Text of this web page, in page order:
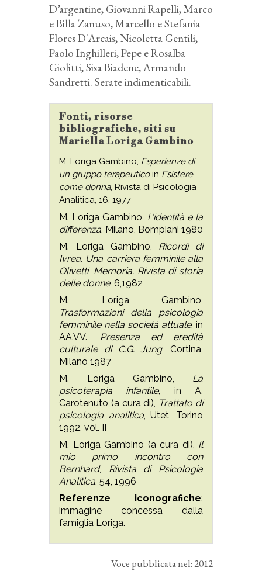
D’argentine, Giovanni Rapelli, Marco
e Billa Zanuso, Marcello e Stefania
Flores D'Arcais, Nicoletta Gentili,
Paolo Inghilleri, Pepe e Rosalba
Giolitti, Sisa Biadene, Armando
Sandretti. Serate indimenticabili.
Fonti, risorse
bibliografiche, siti su
Mariella Loriga Gambino
M. Loriga Gambino, Esperienze di
un gruppo terapeuticoin Esistere
come donna, Rivista di Psicologia
Analitica, 16, 1977
M. Loriga Gambino, L'identità e la
differenza, Milano, Bompiani 1980
M. Loriga Gambino, Ricordi di
Ivrea. Una carriera femminile alla
Olivetti, Memoria. Rivista di storia
delle donne, 6,1982
M. Loriga Gambino,
Trasformazioni della psicologia
femminile nella società attuale, in
AA.VV., Presenza ed eredità
culturale di C.G. Jung, Cortina,
Milano 1987
M. Loriga Gambino, La
psicoterapia infantile, in A.
Carotenuto (a cura di), Trattato di
psicologia analitica, Utet, Torino
1992, vol. II
M. Loriga Gambino (a cura di), Il
mio primo incontro con
Bernhard, Rivista di Psicologia
Analitica, 54, 1996
Referenze iconografiche:
immagine concessa dalla
famiglia Loriga.
Voce pubblicata nel: 2012